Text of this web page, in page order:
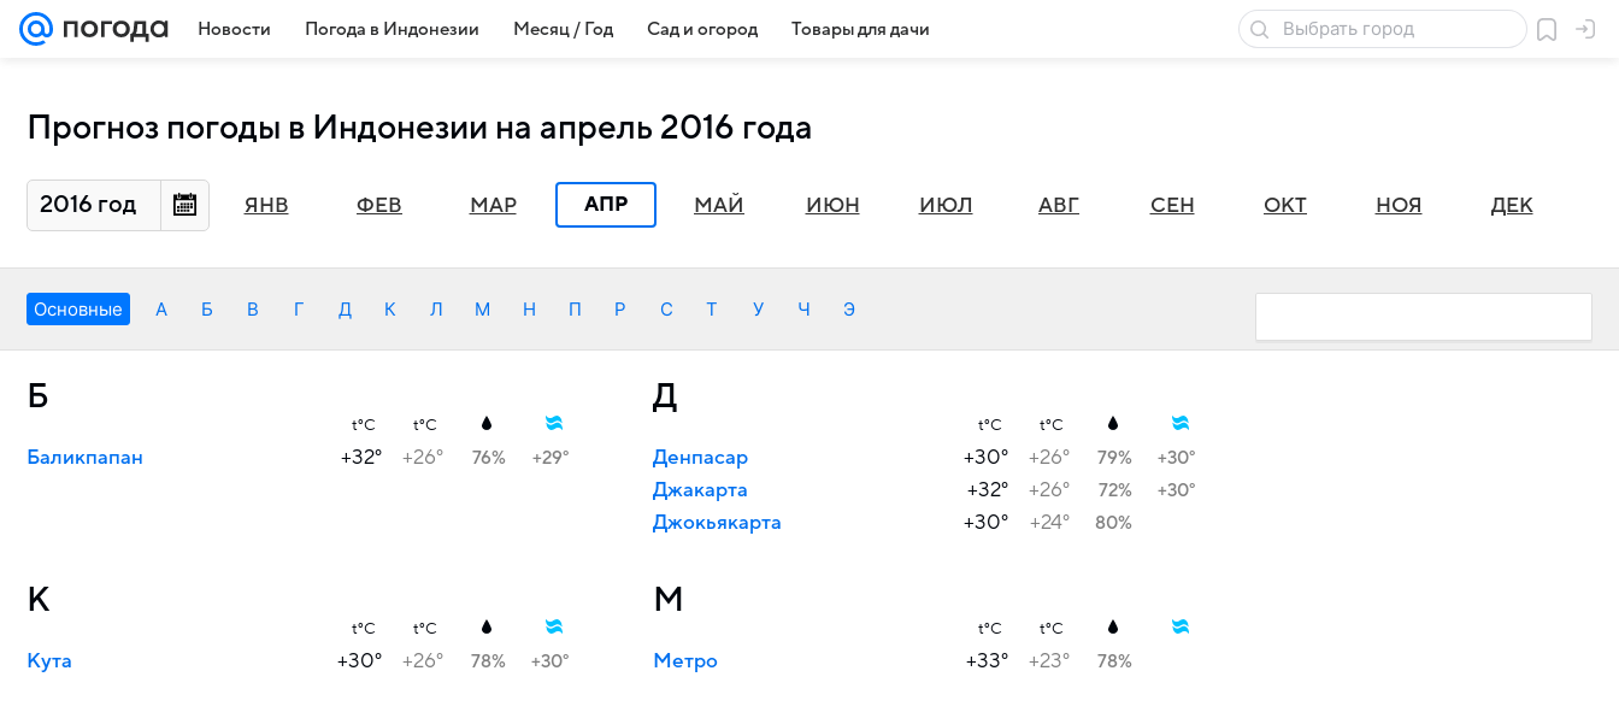
Новости Погода в Индонезии Месяц / Год Сад и огород Товары для дачи
Прогноз погоды в Индонезии на апрель 2016 года
2016 год ЯНВ ФЕВ МАР АПР МАЙ ИЮН ИЮЛ АВГ СЕН ОКТ НОЯ ДЕК
Основные А Б В Г Д К Л М Н П Р С Т У Ч Э
Б
t°C t°C
Баликпапан +32° +26° 76% +29°
Д
t°C t°C
Денпасар +30° +26° 79% +30°
Джакарта +32° +26° 72% +30°
Джокьякарта +30° +24° 80%
К
t°C t°C
Кута +30° +26° 78% +30°
М
t°C t°C
Метро +33° +23° 78%